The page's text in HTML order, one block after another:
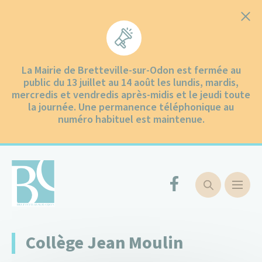
La Mairie de Bretteville-sur-Odon est fermée au
public du 13 juillet au 14 août les lundis, mardis,
mercredis et vendredis après-midis et le jeudi toute
la journée. Une permanence téléphonique au
numéro habituel est maintenue.
Ma ville
Ma ville
Communication
Enfance et jeunesse
Groupe Scolaire des Odons
Petite Enfance
Environnement
Mobilités
Santé – Social
Centre communal d’actions sociales
Urbanisme
Mairie et services
Vie municipale
Vie quotidienne
Collecte des déchets
Démarches administratives
Vivre et sortir
Culture et patrimoine
Comités de jumelage
Sports et loisirs
Rester quelques jours
Collège Jean Moulin